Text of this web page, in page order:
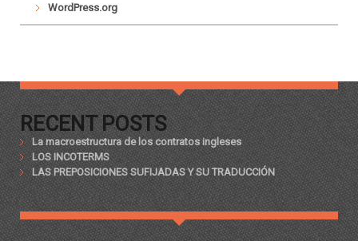
WordPress.org
RECENT POSTS
La macroestructura de los contratos ingleses
LOS INCOTERMS
LAS PREPOSICIONES SUFIJADAS Y SU TRADUCCIÓN